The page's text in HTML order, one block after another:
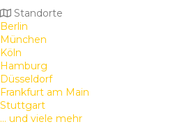
Standorte
Berlin
München
Köln
Hamburg
Düsseldorf
Frankfurt am Main
Stuttgart
... und viele mehr